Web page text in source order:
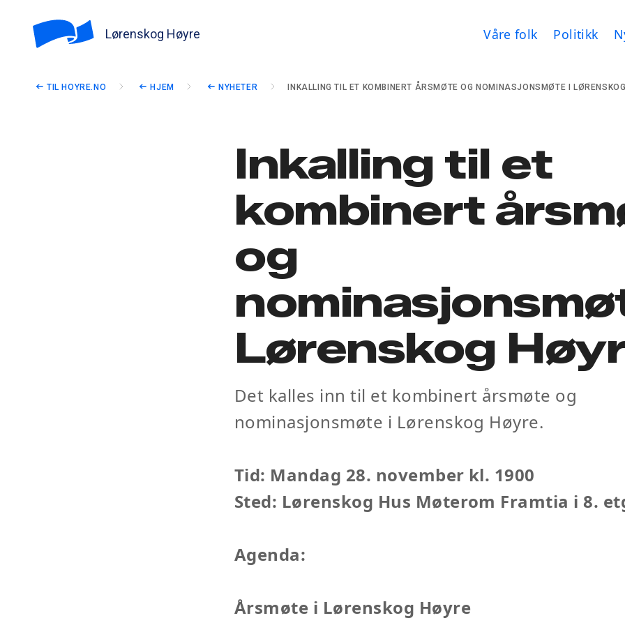
Lørenskog Høyre Våre folk Politikk
TIL HOYRE.NO HJEM NYHETER INKALLING TIL ET KOMBINERT ÅRSMØTE OG NOMINASJONSMØTE I
Inkalling til et
kombinert
og
Lørenskog
Det kalles inn til et kombinert årsmøte og
nominasjonsmøte i Lørenskog Høyre.
Tid: Mandag 28. november kl. 1900
Sted: Lørenskog Hus Møterom Framtia i 8.
Agenda:
Årsmøte i Lørenskog Høyre